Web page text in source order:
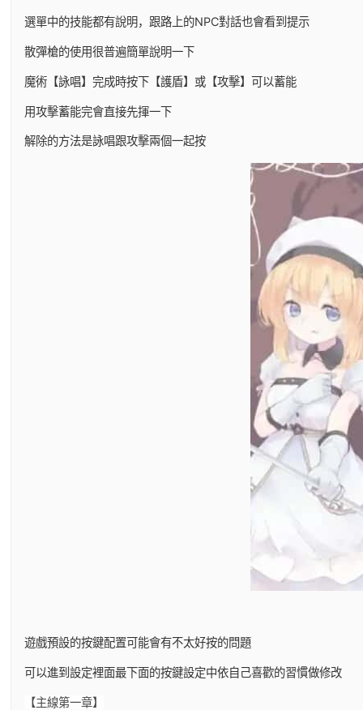
選單中的技能都有說明，跟路上的NPC對話也會看到提示
散彈槍的使用很普遍簡單說明一下
魔術【詠唱】完成時按下【護盾】或【攻擊】可以蓄能
用攻擊蓄能完會直接先揮一下
解除的方法是詠唱跟攻擊兩個一起按
遊戲預設的按鍵配置可能會有不太好按的問題
可以進到設定裡面最下面的按鍵設定中依自己喜歡的習慣做修改
【主線第一章】